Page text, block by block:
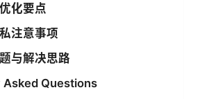
化要点
注意事项
与解决思路
Questions